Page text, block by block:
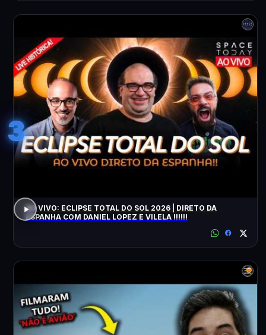
3
AO VIVO: ECLIPSE TOTAL DO SOL 2026 | DIRETO DA
ESPANHA COM DANIEL LOPEZ E VILELA !!!!!!